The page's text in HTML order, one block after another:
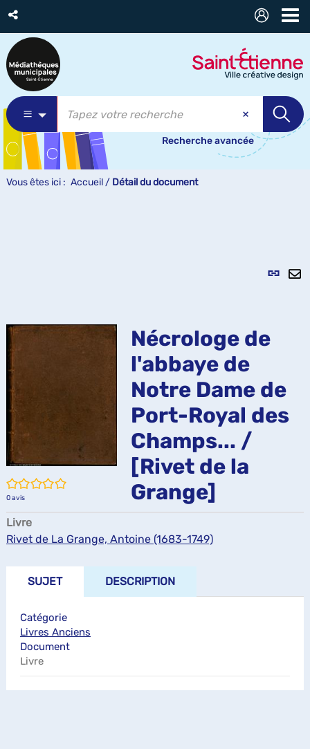
Recherche avancée
Vous êtes ici : Accueil / Détail du document
Lien
/5
0avis
Nécrologe de
l'abbaye de
Notre Dame de
Port-Royal des
Champs... /
[Rivet de la
Grange]
Livre
Rivet de La Grange, Antoine (1683-1749)
SUJET DESCRIPTION
Catégorie
Livres Anciens
Document
Livre